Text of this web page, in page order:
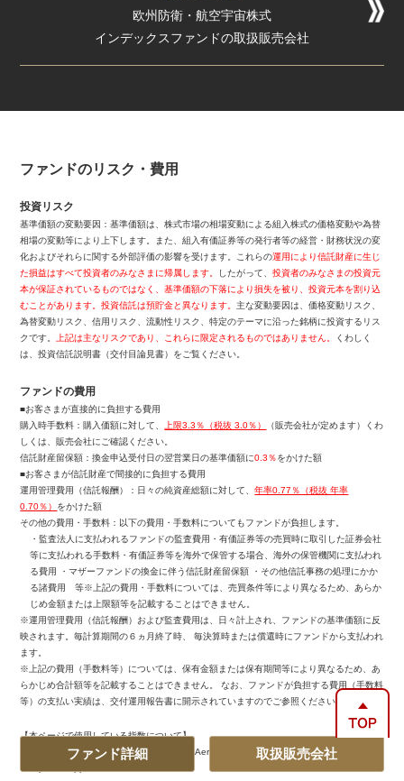
ファンド詳細 取扱販売会社
欧州防衛・航空宇宙株式
インデックスファンドの取扱販売会社
ファンドのリスク・費用
投資リスク
基準価額の変動要因：基準価額は、株式市場の相場変動による組入株式の価格変動や為替
相場の変動等により上下します。また、組⼊有価証券等の発⾏者等の経営・財務状況の変
化およびそれらに関する外部評価の影響を受けます。これらの運⽤により信託財産に⽣じ
た損益はすべて投資者のみなさまに帰属します。
したがって、投資者のみなさまの投資元
本が保証されているものではなく、基準価額の下落により損失を被り、投資元本を割り込
むことがあります。投資信託は預貯⾦と異なります。 主な変動要因は、価格変動リスク、
為替変動リスク、信用リスク、流動性リスク、特定のテーマに沿った銘柄に投資するリス
クです。
上記は主なリスクであり、これらに限定されるものではありません。
くわしく
は、投資信託説明書（交付⽬論⾒書）をご覧ください。
ファンドの費用
■お客さまが直接的に負担する費⽤
購⼊時⼿数料：購⼊価額に対して、
上限3.3％（税抜 3.0％）
（販売会社が定めます）くわ
しくは、販売会社にご確認ください。
信託財産留保額：換金申込受付日の翌営業日の基準価額に0.3％をかけた額
■お客さまが信託財産で間接的に負担する費⽤
運⽤管理費⽤（信託報酬）：⽇々の純資産総額に対して、年率0.77％（税抜 年率
0.70％） をかけた額
その他の費⽤・⼿数料：以下の費⽤・⼿数料についてもファンドが負担します。
・監査法人に支払われるファンドの監査費用・有価証券等の売買時に取引した証券会社
等に支払われる手数料・有価証券等を海外で保管する場合、海外の保管機関に支払われ
る費用 ・マザーファンドの換金に伴う信託財産留保額 ・その他信託事務の処理にかか
る諸費用 等※上記の費用・手数料については、売買条件等により異なるため、あらか
じめ金額または上限額等を記載することはできません。
※運用管理費用（信託報酬）および監査費用は、日々計上され、ファンドの基準価額に反
映されます。毎計算期間の６ヵ月終了時、 毎決算時または償還時にファンドから支払われ
ます。
※上記の費用（手数料等）については、保有金額または保有期間等により異なるため、あ
らかじめ合計額等を記載することはできません。 なお、ファンドが負担する費用（手数料
等）の支払い実績は、交付運用報告書に開示されていますのでご参照ください。
【本ページで使用している指数について】
・欧州航空宇宙・防衛株式：MSCI Europe Aerospace and Defense Ex Controversial
Weapons Capped Index